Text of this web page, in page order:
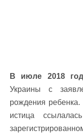
В июле 2018
Украины с
рождения
истица